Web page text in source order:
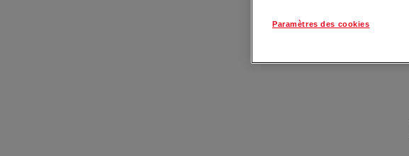
Paramètres des cookies